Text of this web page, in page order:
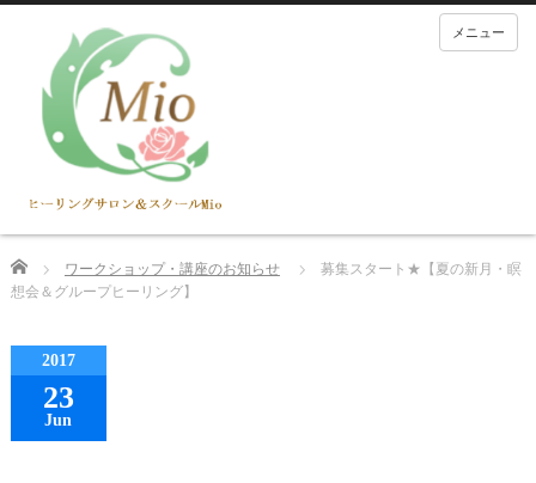
メニュー
Home ワークショップ・講座のお知らせ
募集スタート★【夏の新月・瞑
想会＆グループヒーリング】
2017
23
Jun